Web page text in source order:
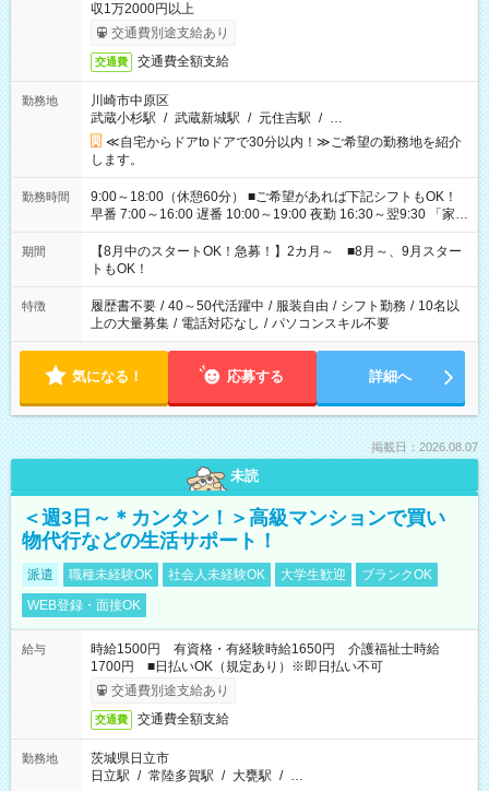
収1万2000円以上
交通費別途支給あり
交通費 交通費全額支給
勤務地
川崎市中原区
武蔵小杉駅 / 武蔵新城駅 / 元住吉駅 / …
≪自宅からドアtoドアで30分以内！≫ご希望の勤務地を紹介
します。
勤務時間
9:00～18:00（休憩60分） ■ご希望があれば下記シフトもOK！
早番 7:00～16:00 遅番 10:00～19:00 夜勤 16:30～翌9:30 「家族
と休みを合わせたい」 「余裕を持って夕飯の準備がしたい」
「できれば残業はしたくない」 など、ご希望を教えてください
ね。 ※Wワーク希望の方へ 今ご覧のお仕事で希望する勤務時間
と、もう1つのお仕事の勤務時間。 合計で週40時間を超える場
合は応募できません。
期間
【8月中のスタートOK！急募！】2カ月～ ■8月～、9月スター
トもOK！
特徴 履歴書不要 / 40～50代活躍中 / 服装自由 / シフト勤務 / 10名以
上の大量募集 / 電話対応なし / パソコンスキル不要
気になる！ 応募する 詳細へ
掲載日：2026.08.07
未読
＜週3日～＊カンタン！＞高級マンションで買い
物代行などの生活サポート！
派遣 職種未経験OK 社会人未経験OK 大学生歓迎
ブランクOK
WEB登録・面接OK
給与
時給1500円 有資格・有経験時給1650円 介護福祉士時給
1700円 ■日払いOK（規定あり）※即日払い不可
交通費別途支給あり
交通費 交通費全額支給
勤務地
茨城県日立市
日立駅 / 常陸多賀駅 / 大甕駅 / …